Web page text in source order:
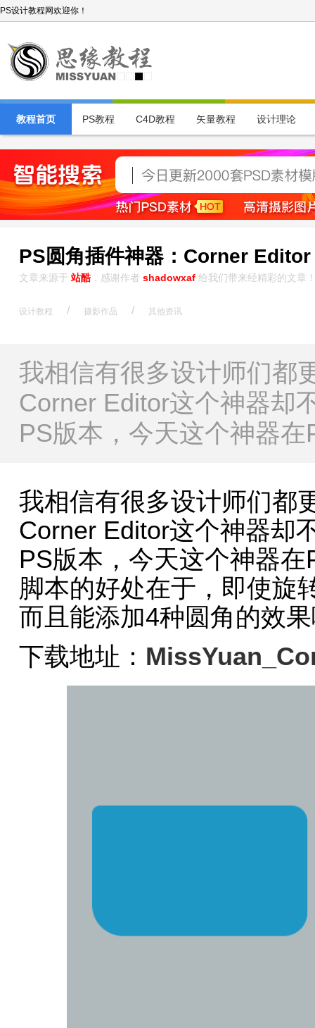
PS设计教程网欢迎你！
教程首页 PS教程 C4D教程 矢量教程 设计理论
PS圆角插件神器：Corner
文章来源于 站酷，感谢作者 shadowxaf 给我们带来经精彩的文章
设计教程 / 摄影作品 / 其他资讯
我相信有很多设计师们都
Corner Editor这个神器却
PS版本，今天这个神器
我相信有很多设计师们都
Corner Editor这个神器却
PS版本，今天这个神器
脚本的好处在于，即使旋
而且能添加4种圆角的效
下载地址：